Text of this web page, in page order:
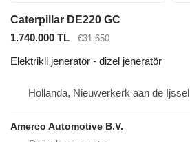
Caterpillar DE220 GC
1.740.000 TL
€31.650
Elektrikli jeneratör - dizel jeneratör
Hollanda, Nieuwerkerk aan de Ijssel
Amerco Automotive B.V.